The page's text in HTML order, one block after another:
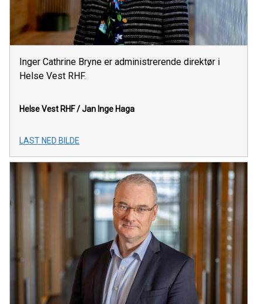
Inger Cathrine Bryne er administrerende direktør i
Helse Vest RHF.
Helse Vest RHF / Jan Inge Haga
LAST NED BILDE